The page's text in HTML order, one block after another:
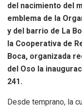
del nacimiento del
emblema de la
y del barrio de La
la Cooperativa de
Boca, organizada
del Oso la
241.
Desde temprano, la